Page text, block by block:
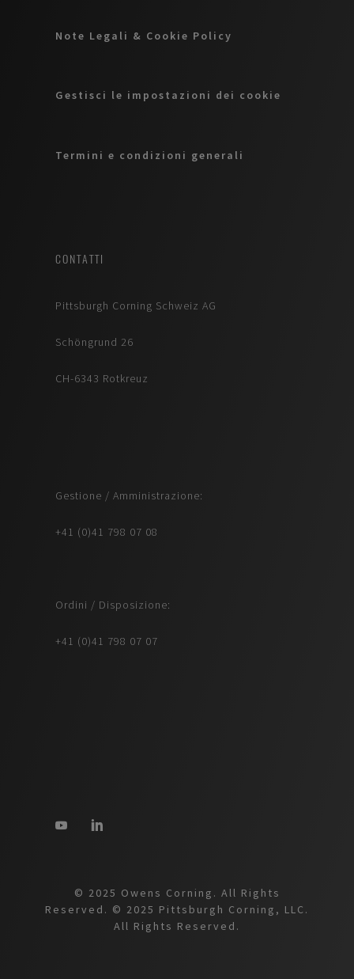
Note Legali & Cookie Policy
Gestisci le impostazioni dei cookie
Termini e condizioni generali
CONTATTI
Pittsburgh Corning Schweiz AG
Schöngrund 26
CH-6343 Rotkreuz
Gestione / Amministrazione:
+41 (0)41 798 07 08
Ordini / Disposizione:
+41 (0)41 798 07 07
© 2025 Owens Corning. All Rights
Reserved. © 2025 Pittsburgh Corning, LLC.
All Rights Reserved.